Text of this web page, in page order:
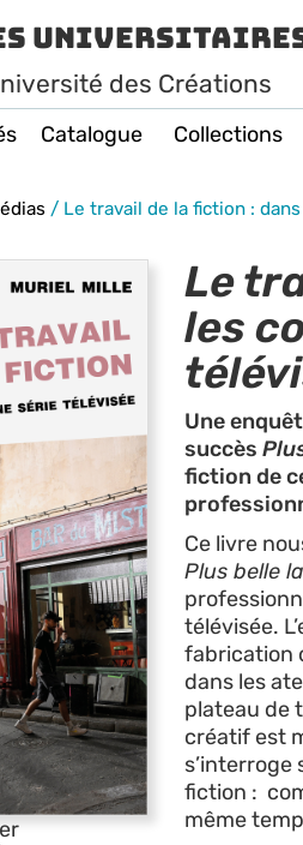
Universitaires
des Créations
Catalogue Collections
/ Le travail de la fiction :
Le
les
Une
succès
fiction de
Ce livre
Plus belle
télévisée.
fabrication
dans les
plateau de
créatif est
s’interroge
fiction :
même